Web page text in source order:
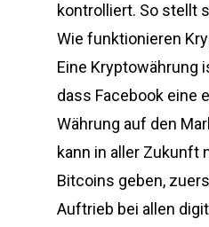
kontrolliert. So stellt
Wie funktionieren
Eine Kryptowährung
dass Facebook eine
Währung auf den
kann in aller Zukunft
Bitcoins geben,
Auftrieb bei allen